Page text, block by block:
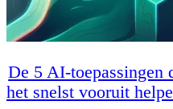
De 5 AI-toepassingen
het snelst vooruit